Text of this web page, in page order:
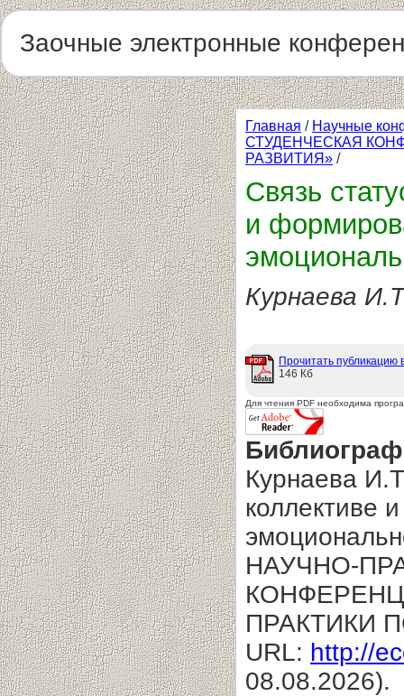
Заочные электронные
Главная / Научные
СТУДЕНЧЕСКАЯ
РАЗВИТИЯ» /
Связь
и
Курнаева
Прочитать публикацию
146 Кб
Для чтения PDF необходима
Курнаева
коллективе
НАУЧНО-
ПРАКТИКИ
URL: http://
08.08.2026).